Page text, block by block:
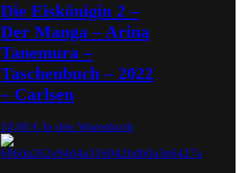
Die Eiskönigin 2 –
Der Manga – Arina
Tanemura –
Taschenbuch – 2022
– Carlsen
10,00 € In den Warenkorb